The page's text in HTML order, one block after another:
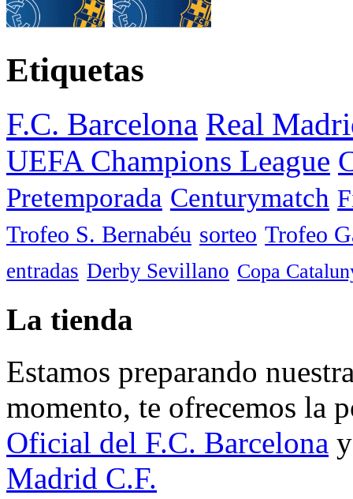
Etiquetas
F.C. Barcelona Real
UEFA Champions League
Pretemporada Centurymatch
Trofeo S. Bernabéu sorteo Trofeo
entradas Derby Sevillano Copa
La tienda
Estamos preparando
momento, te ofrecemos la
Oficial del F.C. Barcelona
Madrid C.F.